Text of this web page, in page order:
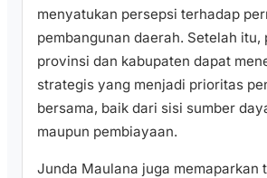
menyatukan persepsi terhadap
pembangunan daerah. Setelah itu,
provinsi dan kabupaten dapat
strategis yang menjadi prioritas
bersama, baik dari sisi sumber
maupun pembiayaan.
Junda Maulana juga memaparkan